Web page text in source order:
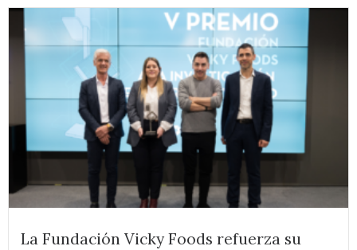
La Fundación Vicky Foods refuerza su